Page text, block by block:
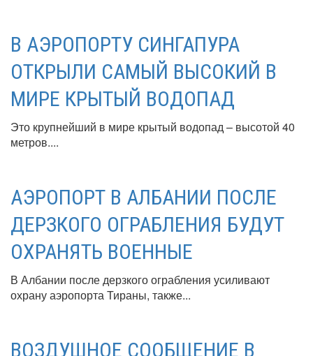
В АЭРОПОРТУ СИНГАПУРА
ОТКРЫЛИ САМЫЙ ВЫСОКИЙ В
МИРЕ КРЫТЫЙ ВОДОПАД
Это крупнейший в мире крытый водопад – высотой 40
метров....
АЭРОПОРТ В АЛБАНИИ ПОСЛЕ
ДЕРЗКОГО ОГРАБЛЕНИЯ БУДУТ
ОХРАНЯТЬ ВОЕННЫЕ
В Албании после дерзкого ограбления усиливают
охрану аэропорта Тираны, также...
ВОЗДУШНОЕ СООБЩЕНИЕ В